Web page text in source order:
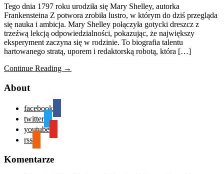
Tego dnia 1797 roku urodziła się Mary Shelley, autorka
Frankensteina Z potwora zrobiła lustro, w którym do dziś przegląda
się nauka i ambicja. Mary Shelley połączyła gotycki dreszcz z
trzeźwą lekcją odpowiedzialności, pokazując, że największy
eksperyment zaczyna się w rodzinie. To biografia talentu
hartowanego stratą, uporem i redaktorską robotą, która […]
Continue Reading →
About
facebook
twitter
youtube
rss
Komentarze